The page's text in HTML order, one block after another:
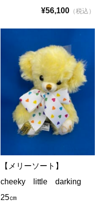
¥56,100 （税込）
【メリーソート】
cheeky little darking
25㎝